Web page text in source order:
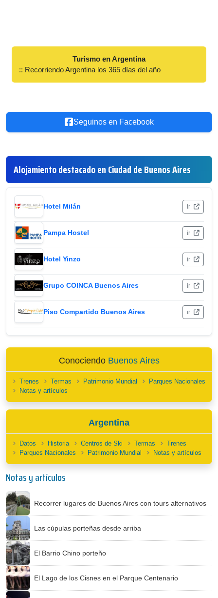
Turismo en Argentina
:: Recorriendo Argentina los 365 días del año
Seguinos en Facebook
Alojamiento destacado en Ciudad de Buenos Aires
Hotel Milán ir
Pampa Hostel ir
Hotel Yinzo ir
Grupo COINCA Buenos Aires ir
Piso Compartido Buenos Aires ir
Conociendo Buenos Aires
Trenes Termas Patrimonio Mundial
Parques Nacionales
Notas y artículos
Argentina
Datos Historia Centros de Ski Termas
Trenes
Parques Nacionales
Patrimonio Mundial Notas y artículos
Notas y artículos
Recorrer lugares de Buenos Aires con tours alternativos
Las cúpulas porteñas desde arriba
El Barrio Chino porteño
El Lago de los Cisnes en el Parque Centenario